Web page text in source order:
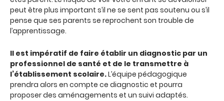
peut être plus important s’il ne se sent pas soutenu ou s’il
pense que ses parents se reprochent son trouble de
l’apprentissage.
Il est impératif de faire établir un diagnostic par un
professionnel de santé et de le transmettre à
l’établissement scolaire.L’équipe pédagogique
prendra alors en compte ce diagnostic et pourra
proposer des aménagements et un suivi adaptés.